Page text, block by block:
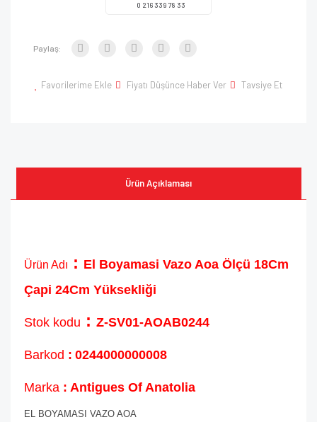
0 216 339 78 33
Paylaş:
Favorilerime Ekle Fiyatı Düşünce Haber Ver Tavsiye Et
Ürün Açıklaması
Ürün Adı : El Boyamasi Vazo Aoa Ölçü 18Cm
Çapi 24Cm Yüksekliği
Stok kodu : Z-SV01-AOAB0244
Barkod : 0244000000008
Marka : Antigues Of Anatolia
EL BOYAMASI VAZO AOA